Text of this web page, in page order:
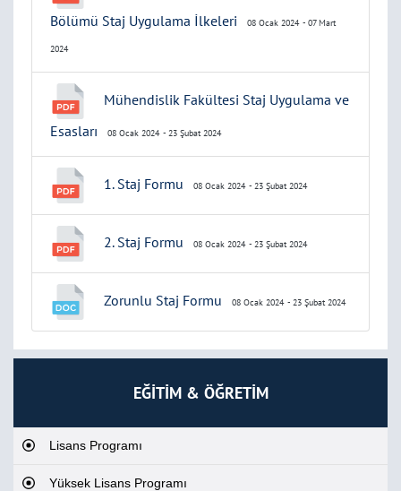
EĞİTİM & ÖĞRETİM
Lisans Programı
Yüksek Lisans Programı
Bölümü Staj Uygulama İlkeleri
08 Ocak 2024 - 07 Mart
2024
Mühendislik Fakültesi Staj Uygulama ve
Esasları
08 Ocak 2024 - 23 Şubat 2024
1. Staj Formu 08 Ocak 2024 - 23 Şubat 2024
2. Staj Formu 08 Ocak 2024 - 23 Şubat 2024
Zorunlu Staj Formu 08 Ocak 2024 - 23 Şubat 2024